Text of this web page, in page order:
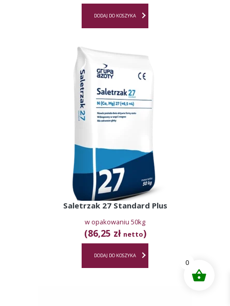
DODAJ DO KOSZYKA
Saletrzak 27 Standard Plus
w opakowaniu 50kg
(86,25 zł netto)
DODAJ DO KOSZYKA
0